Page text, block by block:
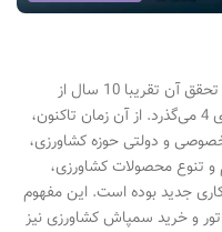
کشاورزی ۴ و نقش فناوری‌های دیجیتال در تحقق آن تقریبا 10 سال از
نخستین روزهای مطرح‌شدن مفهوم کشاورزی 4 می‌گذرد. از آن زمان تاکنون،
و دولتی حوزه کشاورزی،
و تنوع محصولات کشاورزی،
جدید بوده‌ است. این مفهوم
و خرید سمپاش کشاورزی نیز